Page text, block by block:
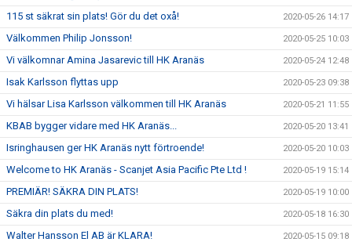
115 st säkrat sin plats! Gör du det oxå! 2020-05-26 14:17
Välkommen Philip Jonsson! 2020-05-25 10:03
Vi välkomnar Amina Jasarevic till HK Aranäs 2020-05-24 12:48
Isak Karlsson flyttas upp 2020-05-23 09:38
Vi hälsar Lisa Karlsson välkommen till HK Aranäs 2020-05-21 11:55
KBAB bygger vidare med HK Aranäs... 2020-05-20 13:41
Isringhausen ger HK Aranäs nytt förtroende! 2020-05-20 10:03
Welcome to HK Aranäs - Scanjet Asia Pacific Pte Ltd ! 2020-05-19 15:14
PREMIÄR! SÄKRA DIN PLATS! 2020-05-19 10:00
Säkra din plats du med! 2020-05-18 16:30
Walter Hansson El AB är KLARA! 2020-05-15 09:18